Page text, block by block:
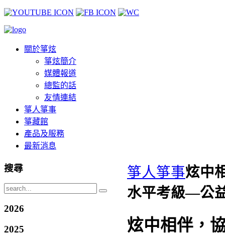
關於箏炫
箏炫簡介
媒體報道
總監的話
友情連結
箏人箏事
箏藏館
產品及服務
最新消息
箏人箏事炫中
水平考級—公
炫中相伴，
搜尋
2026
2025